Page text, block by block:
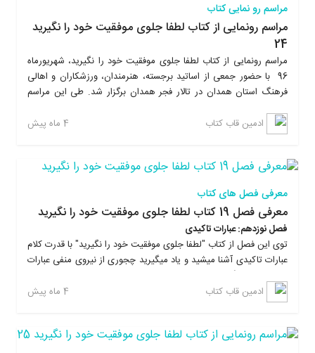
خلاف کتابهای روانشناسی دیگه، خیلی ساده و روان نوشته شده و در
پایان هر فصل تمرینات عملی داره که این تمرینات، ماندگاری مطالب رو
در ذهن خواننده چندین برابر بیشتر میکنه و باعث ایجاد روحیه عملگرایی
میشه.
مراسم رو نمایی کتاب
مراسم رونمایی از کتاب لطفا جلوی موفقیت خود را نگیرید
24
مراسم رونمایی از کتاب لطفا جلوی موفقیت خود را نگیرید، شهریورماه
96 با حضور جمعی از اساتید برجسته، هنرمندان، ورزشکاران و اهالی
فرهنگ استان همدان در تالار فجر همدان برگزار شد. طی این مراسم
دستاندرکارانی که در مراحل شکل گیری این اثر همکاری کردند تقدیر
شد.
ادمین قاب کتاب 4 ماه پیش
معرفی فصل های کتاب
معرفی فصل 19 کتاب لطفا جلوی موفقیت خود را نگیرید
فصل نوزدهم: عبارات تاکیدی
توی این فصل از کتاب "لطفا جلوی موفقیت خود را نگیرید" با قدرت کلام
عبارات تاکیدی آشنا میشید و یاد میگیرید چجوری از نیروی منفی عبارات
منفی فاصله بگیرید و از نیروی جادویی عبارات مثبت نهایت بهره رو
ببرید. علاوه بر این با تمرینات عملی ماندگاری آموخته هاتون رو توی
ذهنتون تا چندین برابر افزایش میدید. با خوندن کتاب لطفا جلوی
های پرهزینه، زندگیتون رو تغییر بدید، به موفقیت برسید و از نتایجی که
ادمین قاب کتاب 4 ماه پیش